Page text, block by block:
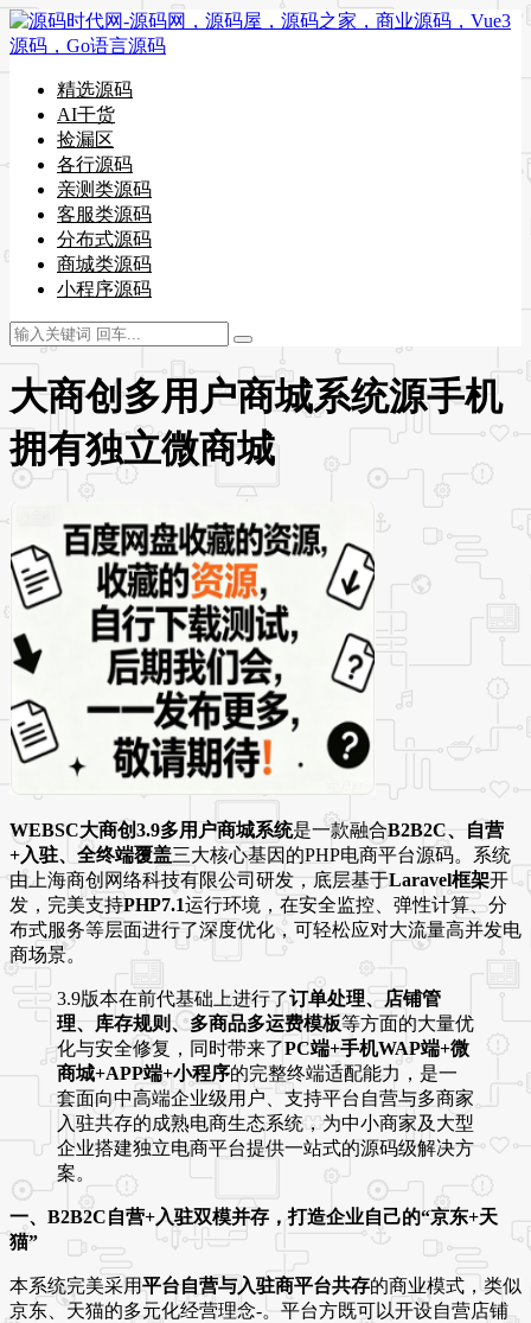
精选源码
AI干货
捡漏区
各行源码
亲测类源码
客服类源码
分布式源码
商城类源码
小程序源码
大商创多用户商城系统源手机
拥有独立微商城
WEBSC大商创3.9多用户商城系统是一款融合B2B2C、自营
+入驻、全终端覆盖三大核心基因的PHP电商平台源码。系统
由上海商创网络科技有限公司研发，底层基于Laravel框架开
发，完美支持PHP7.1运行环境，在安全监控、弹性计算、分
布式服务等层面进行了深度优化，可轻松应对大流量高并发电
商场景。
3.9版本在前代基础上进行了订单处理、店铺管
理、库存规则、多商品多运费模板等方面的大量优
化与安全修复 ，同时带来了PC端+手机WAP端+微
商城+APP端+小程序的完整终端适配能力，是一
套面向中高端企业级用户、支持平台自营与多商家
入驻共存的成熟电商生态系统，为中小商家及大型
企业搭建独立电商平台提供一站式的源码级解决方
案。
一、B2B2C自营+入驻双模并存，打造企业自己的“京东+天
猫”
本系统完美采用平台自营与入驻商平台共存的商业模式，类似
京东、天猫的多元化经营理念-。平台方既可以开设自营店铺